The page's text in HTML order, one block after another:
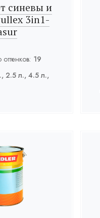
синевы и
3in1-
19
2.5 л., 4.5 л.,